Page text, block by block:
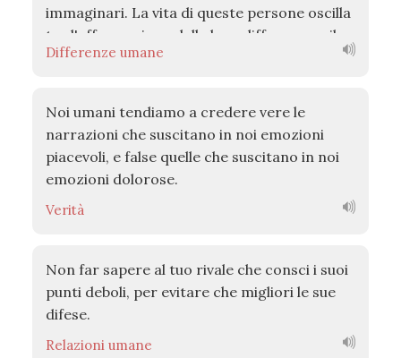
immaginari. La vita di queste persone oscilla
tra l'affermazione delle loro differenze e il
senso di colpa per essersi diversi.
Differenze umane
Noi umani tendiamo a credere vere le
narrazioni che suscitano in noi emozioni
piacevoli, e false quelle che suscitano in noi
emozioni dolorose.
Verità
Non far sapere al tuo rivale che consci i suoi
punti deboli, per evitare che migliori le sue
difese.
Relazioni umane